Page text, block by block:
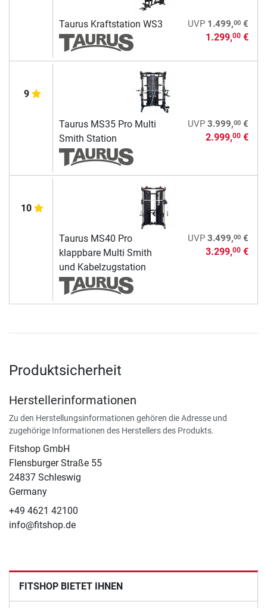
Taurus Kraftstation WS3 UVP 1.499,00€
1.299,00€
9
Taurus MS35 Pro Multi
Smith Station
UVP 3.999,00€
2.999,00€
10
Taurus MS40 Pro
klappbare Multi Smith
und Kabelzugstation
UVP 3.499,00€
3.299,00€
Produktsicherheit
Herstellerinformationen
Zu den Herstellungsinformationen gehören die Adresse und
zugehörige Informationen des Herstellers des Produkts.
Fitshop GmbH
Flensburger Straße 55
24837 Schleswig
Germany
+49 4621 42100
info@fitshop.de
FITSHOP BIETET IHNEN